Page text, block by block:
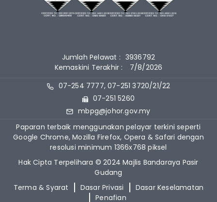
Jumlah Pelawat : 3936792
Kemaskini Terakhir :
7/8/2026
07-254 7777, 07-251 3720/21/22
07-251 5260
mbpg@johor.gov.my
Paparan terbaik menggunakan pelayar terkini seperti
Google Chrome, Mozilla Firefox, Opera & Safari dengan
resolusi minimum 1366x768 piksel
Hak Cipta Terpelihara © 2024 Majlis Bandaraya Pasir
Gudang
Terma & Syarat
Dasar Privasi
Dasar Keselamatan
Penafian